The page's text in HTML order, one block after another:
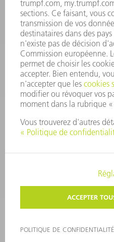
Ven
Pièces
01 48
Lun – Ven
MENTIONS LÉGALES
COPYRIGHT ET DROIT DES
© 2026